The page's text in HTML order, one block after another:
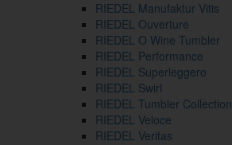
RIEDEL Manufaktur Vitis
RIEDEL Ouverture
RIEDEL O Wine Tumbler
RIEDEL Performance
RIEDEL Superleggero
RIEDEL Swirl
RIEDEL Tumbler Collection
RIEDEL Veloce
RIEDEL Veritas